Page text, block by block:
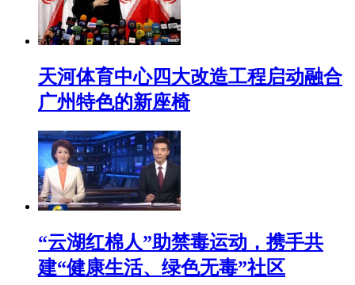
天河体育中心四大改造工程启动融合
广州特色的新座椅
“云湖红棉人”助禁毒运动，携手共
建“健康生活、绿色无毒”社区